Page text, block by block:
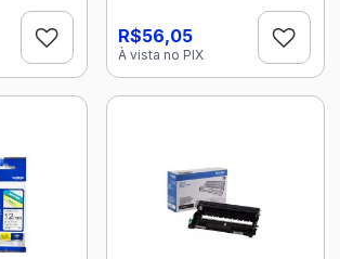
R$56,05
À vista no PIX